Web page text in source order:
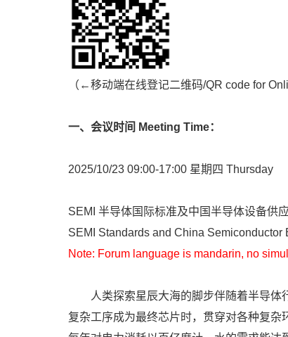
（←移动端在线登记二维码/QR code for
一、会议时间 Meeting Time：
2025/10/23 09:00-17:00 星期四 Thursday
SEMI 半导体国际标准及中国半导体设备供
SEMI Standards and China
Note: Forum language is mandarin, no
人类探索星辰大海的脚步伴随着半导体行
复杂工序成为最终芯片时，贯穿对各种复